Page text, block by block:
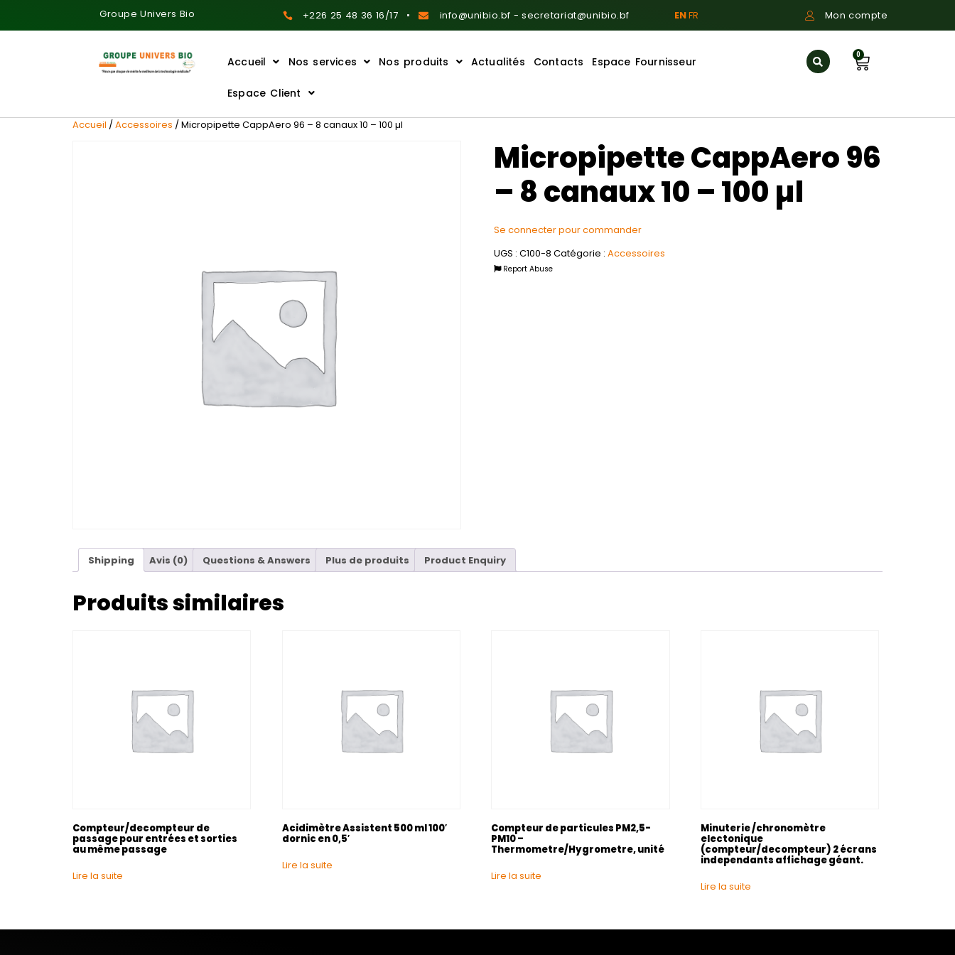
Groupe Univers Bio +226 25 48 36 16/17 info@unibio.bf - secretariat@unibio.bf ENFR Mon compte
Accueil Nos services Nos produits Actualités Contacts Espace Fournisseur
Espace Client
0
Accueil /Accessoires / Micropipette CappAero 96 – 8 canaux 10 – 100 µl
Micropipette CappAero 96
– 8 canaux 10 – 100 µl
Se connecter pour commander
UGS : C100-8 Catégorie : Accessoires
Report Abuse
Shipping Avis (0) Questions & Answers Plus de produits Product Enquiry
Produits similaires
Compteur/decompteur de
passage pour entrées et sorties
au même passage
Lire la suite
Acidimètre Assistent 500 ml 100′
dornic en 0,5′
Lire la suite
Compteur de particules PM2,5-
PM10 –
Thermometre/Hygrometre, unité
Lire la suite
Minuterie /chronomètre
electonique
(compteur/decompteur) 2 écrans
independants affichage géant.
Lire la suite